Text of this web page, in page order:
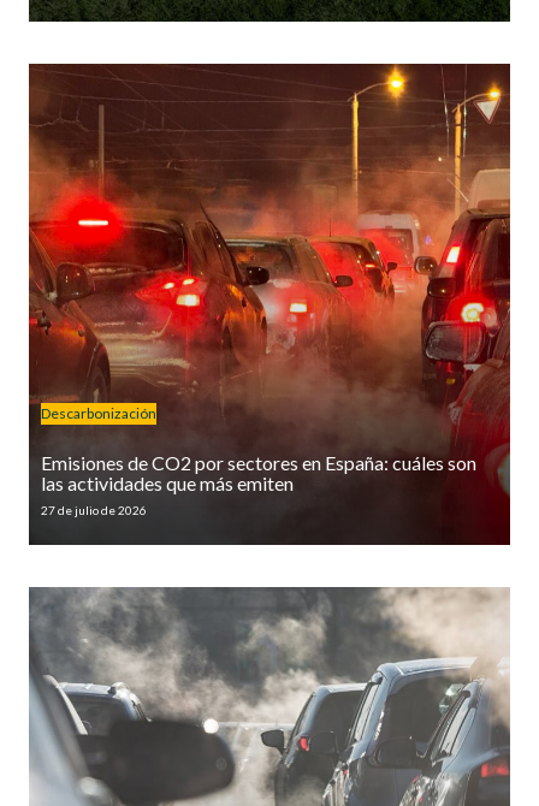
Descarbonización
Emisiones de CO2 por sectores en España: cuáles son
las actividades que más emiten
27 de julio de 2026